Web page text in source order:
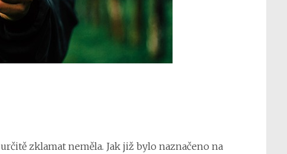
určitě zklamat neměla. Jak již bylo naznačeno na